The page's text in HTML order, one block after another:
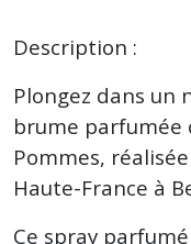
Description :
Plongez dans un
brume parfumée
Pommes,
Haute-France à
Ce spray